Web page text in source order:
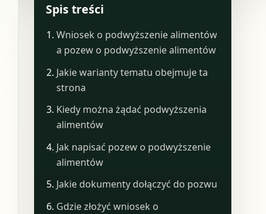
Spis treści
Wniosek o podwyższenie alimentów
a pozew o podwyższenie alimentów
Jakie warianty tematu obejmuje ta
strona
Kiedy można żądać podwyższenia
alimentów
Jak napisać pozew o podwyższenie
alimentów
Jakie dokumenty dołączyć do pozwu
Gdzie złożyć wniosek o